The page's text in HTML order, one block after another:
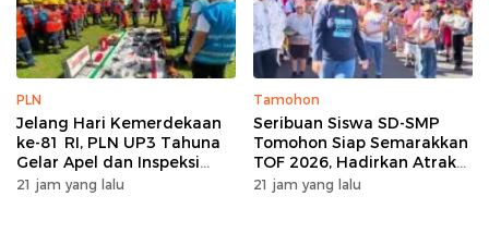
PLN
Jelang Hari Kemerdekaan
ke-81 RI, PLN UP3 Tahuna
Gelar Apel dan Inspeksi
Peralatan Guna Pastikan
21 jam yang lalu
Tamohon
Seribuan Siswa SD-SMP
Tomohon Siap Semarakkan
TOF 2026, Hadirkan Atraksi
Kolosal dan Harmoni Seni
21 jam yang lalu